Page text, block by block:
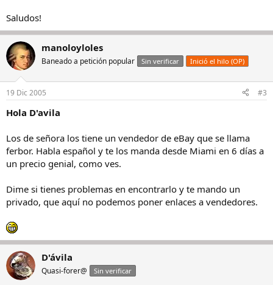
Saludos!
manoloyloles
Baneado a petición popular Sin verificar Inició el hilo (OP)
19 Dic 2005 #3
Hola D'avila
Los de señora los tiene un vendedor de eBay que se llama
ferbor. Habla español y te los manda desde Miami en 6 días a
un precio genial, como ves.
Dime si tienes problemas en encontrarlo y te mando un
privado, que aquí no podemos poner enlaces a vendedores.
D'ávila
Quasi-forer@ Sin verificar